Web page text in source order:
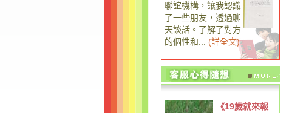
聯誼機構，讓我認識
了一些朋友，透過聊
天談話。了解了對方
的個性和...
(詳全文)
《19歲就來報